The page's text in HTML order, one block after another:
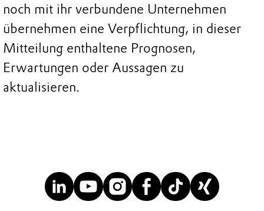
noch mit ihr verbundene Unternehmen
übernehmen eine Verpflichtung, in dieser
Mitteilung enthaltene Prognosen,
Erwartungen oder Aussagen zu
aktualisieren.